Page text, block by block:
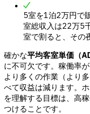
5室を1泊2万円で
室総収入は22万5
室で割ると、その
確かな平均客室単価（
に不可欠です。稼働率
より多くの作業（より
べて収益は減ります。
を理解する目標は、高
つけることです。